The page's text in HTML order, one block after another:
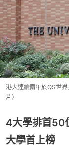
港大連續兩年於QS世
片）
4大學排首
大學首上榜